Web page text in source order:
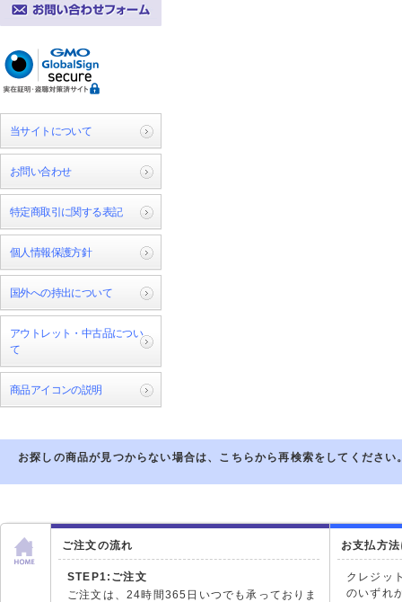
当サイトについて
お問い合わせ
特定商取引に関する表記
個人情報保護方針
国外への持出について
アウトレット・中古品につい
て
商品アイコンの説明
お探しの商品が見つからない場合は、こちらから再検索をしてください
ご注文の流れ
STEP1:ご注文
ご注文は、24時間365日いつでも承っておりま
お支払方
クレジッ
のいずれ